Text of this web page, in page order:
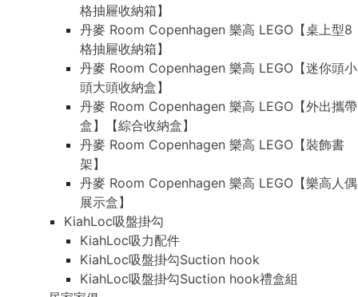
格抽屜收納箱】
丹麥 Room Copenhagen 樂高 LEGO【桌上型8
格抽屜收納箱】
丹麥 Room Copenhagen 樂高 LEGO【迷你頭小
頭大頭收納盒】
丹麥 Room Copenhagen 樂高 LEGO【外出攜帶
盒】【綜合收納盒】
丹麥 Room Copenhagen 樂高 LEGO【裝飾書
架】
丹麥 Room Copenhagen 樂高 LEGO【樂高人偶
展示盒】
KiahLoc吸盤掛勾
KiahLoc吸力配件
KiahLoc吸盤掛勾Suction hook
KiahLoc吸盤掛勾Suction hook禮盒組